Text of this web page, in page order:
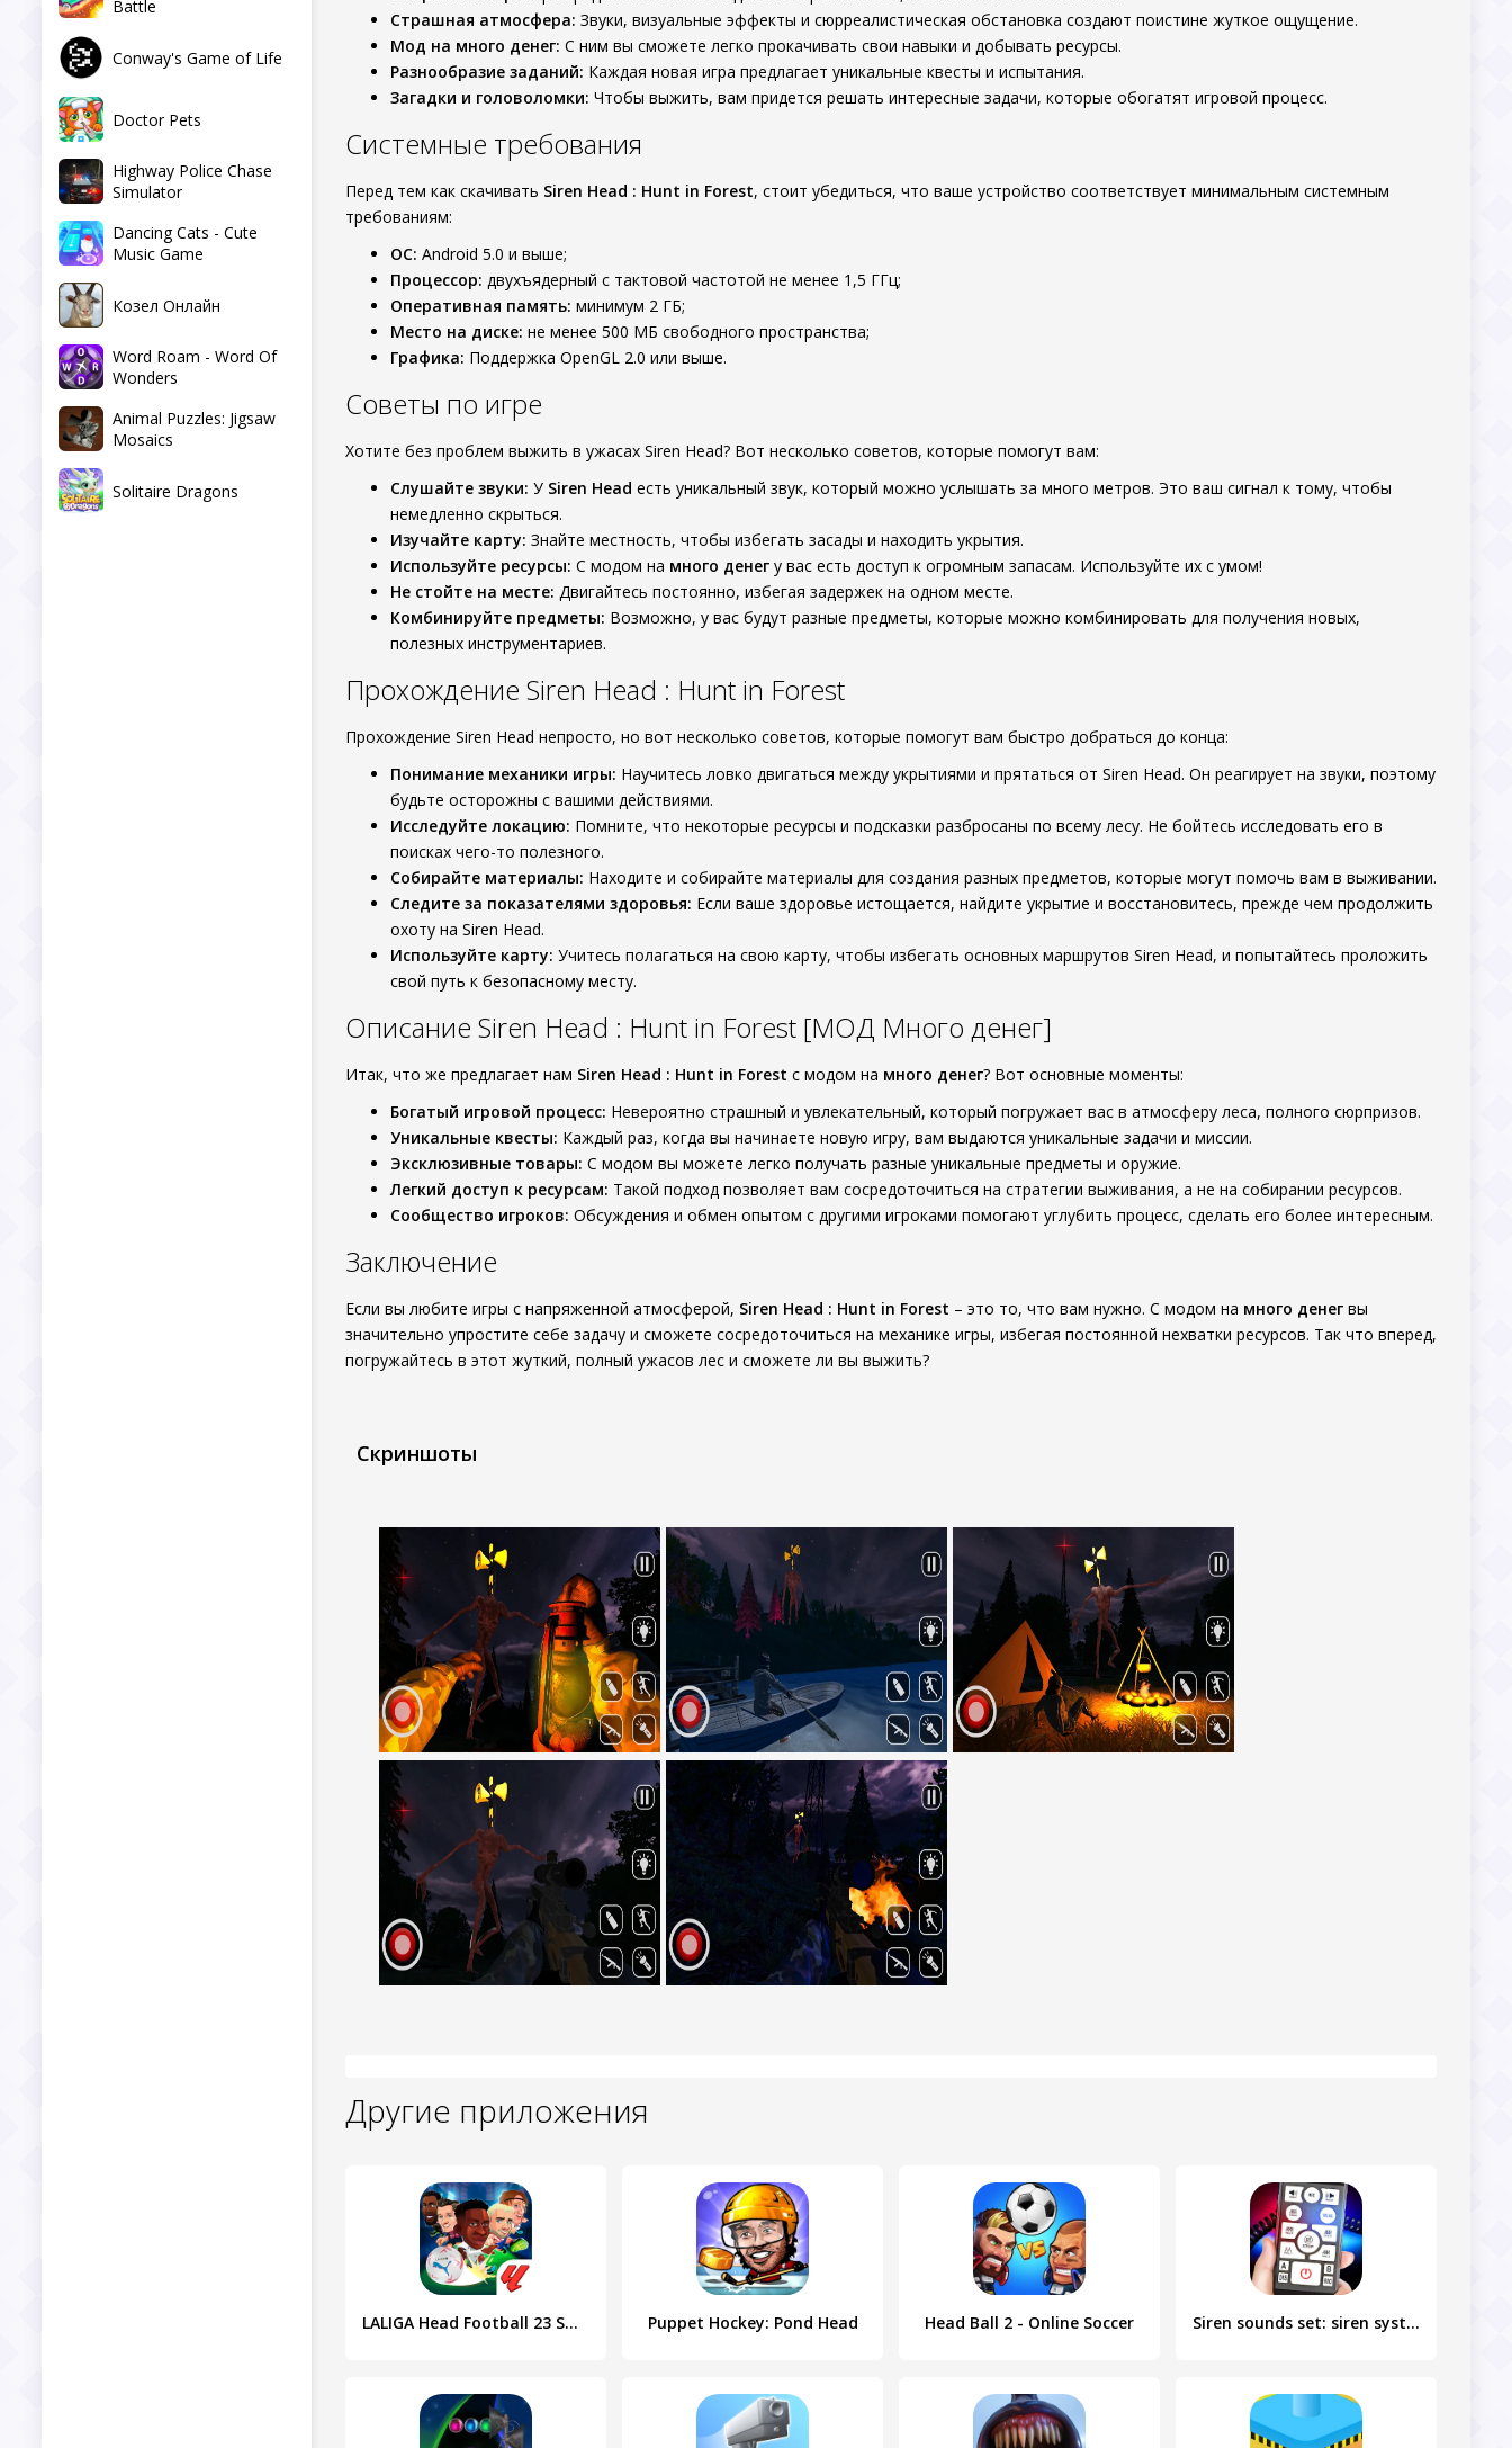
Battle
Conway's Game of Life
Doctor Pets
Highway Police Chase
Simulator
Dancing Cats - Cute
Music Game
Козел Онлайн
Word Roam - Word Of
Wonders
Animal Puzzles: Jigsaw
Mosaics
Solitaire Dragons
Страшная атмосфера: Звуки, визуальные эффекты и сюрреалистическая обстановка создают поистине жуткое ощущение.
Мод на много денег: С ним вы сможете легко прокачивать свои навыки и добывать ресурсы.
Разнообразие заданий: Каждая новая игра предлагает уникальные квесты и испытания.
Загадки и головоломки: Чтобы выжить, вам придется решать интересные задачи, которые обогатят игровой процесс.
Системные требования
Перед тем как скачивать Siren Head : Hunt in Forest, стоит убедиться, что ваше устройство соответствует минимальным системным
требованиям:
ОС: Android 5.0 и выше;
Процессор: двухъядерный с тактовой частотой не менее 1,5 ГГц;
Оперативная память: минимум 2 ГБ;
Место на диске: не менее 500 МБ свободного пространства;
Графика: Поддержка OpenGL 2.0 или выше.
Советы по игре
Хотите без проблем выжить в ужасах Siren Head? Вот несколько советов, которые помогут вам:
Слушайте звуки: У Siren Head есть уникальный звук, который можно услышать за много метров. Это ваш сигнал к тому, чтобы
немедленно скрыться.
Изучайте карту: Знайте местность, чтобы избегать засады и находить укрытия.
Используйте ресурсы: С модом на много денег у вас есть доступ к огромным запасам. Используйте их с умом!
Не стойте на месте: Двигайтесь постоянно, избегая задержек на одном месте.
Комбинируйте предметы: Возможно, у вас будут разные предметы, которые можно комбинировать для получения новых,
полезных инструментариев.
Прохождение Siren Head : Hunt in Forest
Прохождение Siren Head непросто, но вот несколько советов, которые помогут вам быстро добраться до конца:
Понимание механики игры: Научитесь ловко двигаться между укрытиями и прятаться от Siren Head. Он реагирует на звуки, поэтому
будьте осторожны с вашими действиями.
Исследуйте локацию: Помните, что некоторые ресурсы и подсказки разбросаны по всему лесу. Не бойтесь исследовать его в
поисках чего-то полезного.
Собирайте материалы: Находите и собирайте материалы для создания разных предметов, которые могут помочь вам в выживании.
Следите за показателями здоровья: Если ваше здоровье истощается, найдите укрытие и восстановитесь, прежде чем продолжить
охоту на Siren Head.
Используйте карту: Учитесь полагаться на свою карту, чтобы избегать основных маршрутов Siren Head, и попытайтесь проложить
свой путь к безопасному месту.
Описание Siren Head : Hunt in Forest [МОД Много денег]
Итак, что же предлагает нам Siren Head : Hunt in Forest с модом на много денег? Вот основные моменты:
Богатый игровой процесс: Невероятно страшный и увлекательный, который погружает вас в атмосферу леса, полного сюрпризов.
Уникальные квесты: Каждый раз, когда вы начинаете новую игру, вам выдаются уникальные задачи и миссии.
Эксклюзивные товары: С модом вы можете легко получать разные уникальные предметы и оружие.
Легкий доступ к ресурсам: Такой подход позволяет вам сосредоточиться на стратегии выживания, а не на собирании ресурсов.
Сообщество игроков: Обсуждения и обмен опытом с другими игроками помогают углубить процесс, сделать его более интересным.
Заключение
Если вы любите игры с напряженной атмосферой, Siren Head : Hunt in Forest – это то, что вам нужно. С модом на много денег вы
значительно упростите себе задачу и сможете сосредоточиться на механике игры, избегая постоянной нехватки ресурсов. Так что вперед,
погружайтесь в этот жуткий, полный ужасов лес и сможете ли вы выжить?
Скриншоты
Другие приложения
LALIGA Head Football 23 SOCCER Puppet Hockey: Pond Head Head Ball 2 - Online Soccer Siren sounds set: siren system